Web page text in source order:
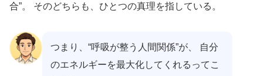
合”。 そのどちらも、ひとつの真理を指している。
つまり、“呼吸が整う人間関係”が、 自分
のエネルギーを最大化してくれるってこ